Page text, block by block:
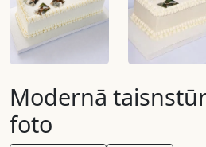
Modernā
foto